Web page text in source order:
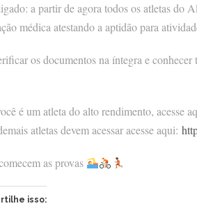
a partir de agora todos os atletas do
médica atestando a aptidão para
os documentos na íntegra e conhecer
é um atleta do alto rendimento, acesse
atletas devem acessar acesse aqui:
as provas
isso: